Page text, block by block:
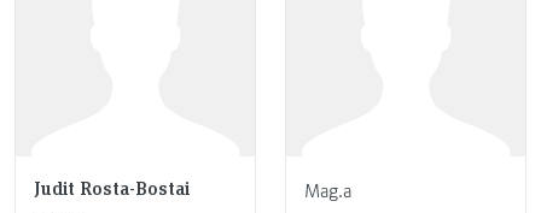
Judit Rosta-Bostai Mag.a